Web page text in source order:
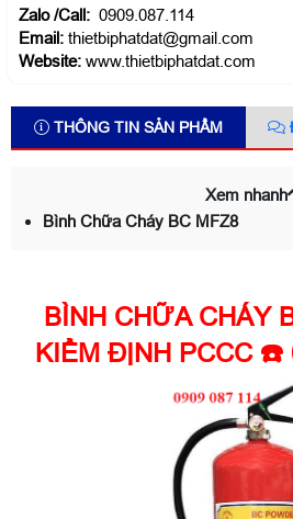
Zalo /Call:0909.087.114
Email:thietbiphatdat@gmail.com
Website:www.thietbiphatdat.com
THÔNG TIN SẢN PHẨM
Xem nhanh
Bình Chữa Cháy BC MFZ8
BÌNH CHỮA CHÁY
KIỂM ĐỊNH PCCC ☎️